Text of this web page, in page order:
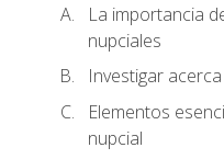
La importancia
nupciales
Investigar
Elementos
nupcial